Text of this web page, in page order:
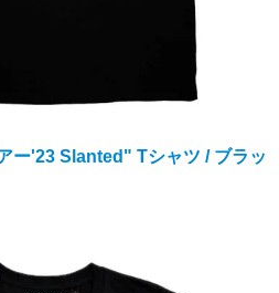
ー'23 Slanted" Tシャツ / ブラッ